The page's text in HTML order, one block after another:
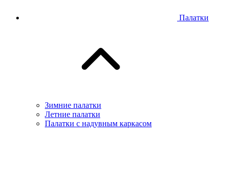
Палатки
Зимние палатки
Летние палатки
Палатки с надувным каркасом